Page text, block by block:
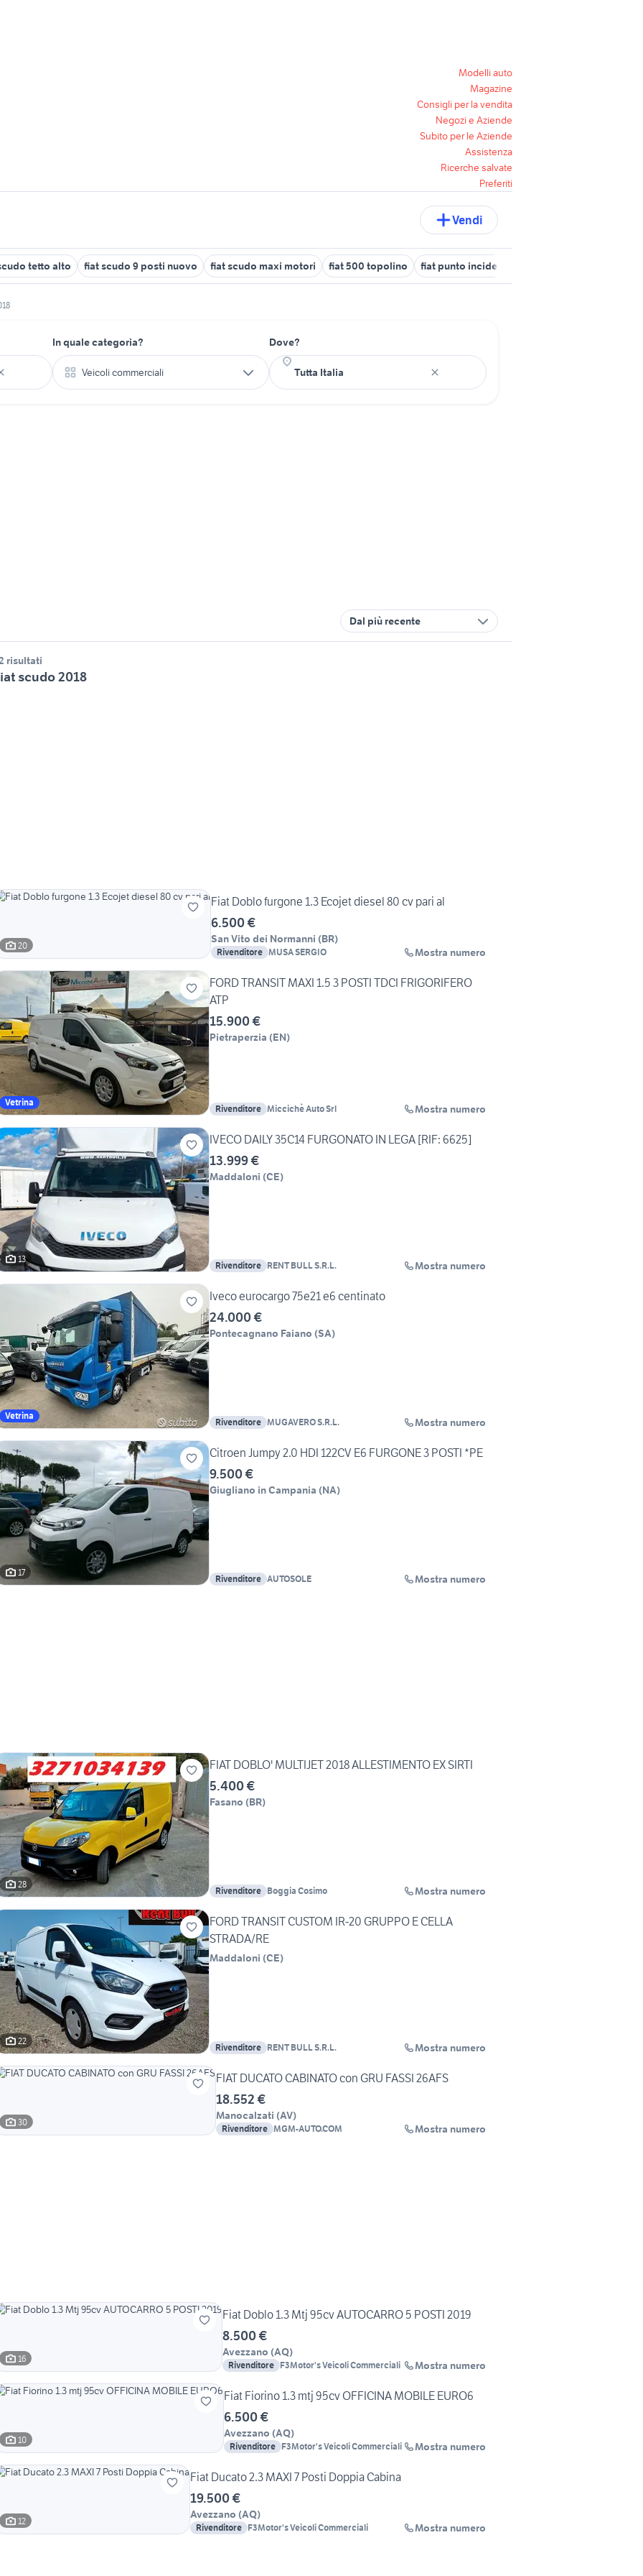
Modelli auto
Magazine
Consigli per la vendita
Negozi e Aziende
Subito per le Aziende
Assistenza
Ricerche salvate
Preferiti
Vendi
tetto alto fiat scudo 9 posti nuovo fiat scudo maxi motori fiat 500 topolino fiat punto incidentata
In quale categoria?
Veicoli commerciali
Dove?
Dal più recente
risultati
scudo 2018
20
Fiat Doblo furgone 1.3 Ecojet diesel 80 cv pari al
6.500 €
San Vito dei Normanni (BR)
Rivenditore MUSA SERGIO Mostra numero
Vetrina
FORD TRANSIT MAXI 1.5 3 POSTI TDCI FRIGORIFERO
ATP
15.900 €
Pietraperzia (EN)
Rivenditore Miccichè Auto Srl Mostra numero
13
IVECO DAILY 35C14 FURGONATO IN LEGA [RIF: 6625]
13.999 €
Maddaloni (CE)
Rivenditore RENT BULL S.R.L. Mostra numero
Vetrina
Iveco eurocargo 75e21 e6 centinato
24.000 €
Pontecagnano Faiano (SA)
Rivenditore MUGAVERO S.R.L. Mostra numero
17
Citroen Jumpy 2.0 HDI 122CV E6 FURGONE 3 POSTI *PE
9.500 €
Giugliano in Campania (NA)
Rivenditore AUTOSOLE Mostra numero
28
FIAT DOBLO' MULTIJET 2018 ALLESTIMENTO EX SIRTI
5.400 €
Fasano (BR)
Rivenditore Boggia Cosimo Mostra numero
22
FORD TRANSIT CUSTOM IR-20 GRUPPO E CELLA
STRADA/RE
Maddaloni (CE)
Rivenditore RENT BULL S.R.L. Mostra numero
30
FIAT DUCATO CABINATO con GRU FASSI 26AFS
18.552 €
Manocalzati (AV)
Rivenditore MGM-AUTO.COM Mostra numero
16
Fiat Doblo 1.3 Mtj 95cv AUTOCARRO 5 POSTI 2019
8.500 €
Avezzano (AQ)
Rivenditore F3Motor's Veicoli Commerciali Mostra numero
10
Fiat Fiorino 1.3 mtj 95cv OFFICINA MOBILE EURO6
6.500 €
Avezzano (AQ)
Rivenditore F3Motor's Veicoli Commerciali Mostra numero
12
Fiat Ducato 2.3 MAXI 7 Posti Doppia Cabina
19.500 €
Avezzano (AQ)
Rivenditore F3Motor's Veicoli Commerciali Mostra numero